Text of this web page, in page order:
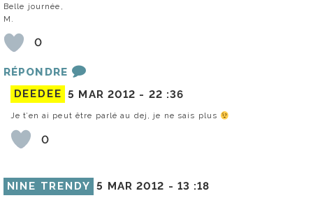
Belle journée,
M.
0
RÉPONDRE
DEEDEE 5 MAR 2012 - 22 :36
Je t’en ai peut être parlé au dej, je ne sais plus
0
NINE TRENDY 5 MAR 2012 - 13 :18